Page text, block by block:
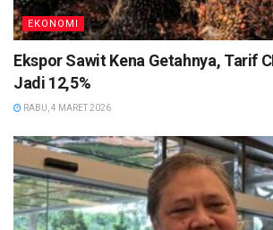
EKONOMI
Ekspor Sawit Kena Getahnya, Tarif
Jadi 12,5%
RABU, 4 MARET 2026